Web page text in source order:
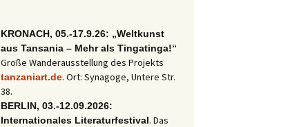
KRONACH, 05.-17.9.26: „Weltkunst
aus Tansania – Mehr als Tingatinga!“
Große Wanderausstellung des Projekts
tanzaniart.de. Ort: Synagoge, Untere Str.
38.
BERLIN, 03.-12.09.2026:
Internationales Literaturfestival. Das